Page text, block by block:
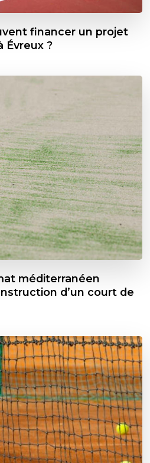
financer un projet
Évreux ?
méditerranéen
d’un court de